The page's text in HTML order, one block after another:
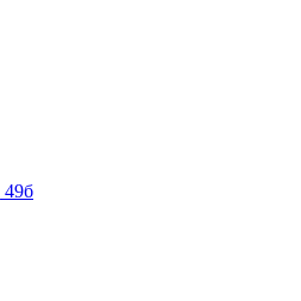
49б